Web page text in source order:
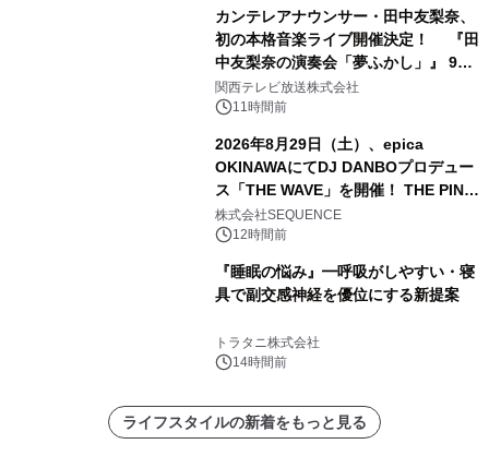
カンテレアナウンサー・田中友梨奈、
初の本格音楽ライブ開催決定！ 『田
中友梨奈の演奏会「夢ふかし」』 9月
13日(日)に梅田Lateralにて開催
関西テレビ放送株式会社
11時間前
2026年8月29日（土）、epica
OKINAWAにてDJ DANBOプロデュー
ス「THE WAVE」を開催！ THE PINK
TOKYO所属のPINK DANCERS4名が
出演決定
株式会社SEQUENCE
12時間前
『睡眠の悩み』━呼吸がしやすい・寝
具で副交感神経を優位にする新提案
トラタニ株式会社
14時間前
ライフスタイルの新着をもっと見る